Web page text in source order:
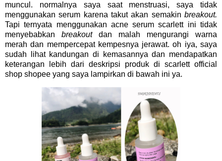
muncul. normalnya saya saat menstruasi, saya tidak
menggunakan serum karena takut akan semakin breakout.
Tapi ternyata menggunakan acne serum scarlett ini tidak
menyebabkan breakoutdan malah mengurangi warna
merah dan mempercepat kempesnya jerawat. oh iya, saya
sudah lihat kandungan di kemasannya dan mendapatkan
keterangan lebih dari deskripsi produk di scarlett official
shop shopee yang saya lampirkan di bawah ini ya.